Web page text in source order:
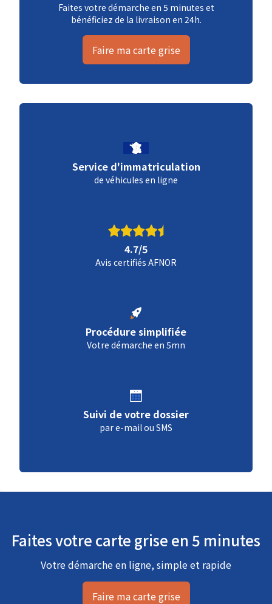
Faites votre démarche en 5 minutes et
bénéficiez de la livraison en 24h.
Faire ma carte grise
Service d'immatriculation
de véhicules en ligne
4.7/5
Avis certifiés AFNOR
Procédure simplifiée
Votre démarche en 5mn
Suivi de votre dossier
par e-mail ou SMS
Faites votre carte grise en 5 minutes
Votre démarche en ligne, simple et rapide
Faire ma carte grise